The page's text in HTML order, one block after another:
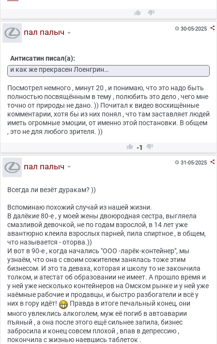
 
30-05-2025 
пал палыч
Антисатин писал(а):
и как же прекрасен Лоенгрин…
Посмотрел немного , минут 20 , и понимаю, что это надо быть
полностью посвящённым в тему , полюбить это дело , чего мне
точно от природы не дано. )) Почитал к видео восхищённые
комментарии, хотя бы из них понял , что там заставляет людей
иметь огромные эмоции, от именно этой постановки. В общем
, это не для любого зрителя. ))
 -1 
31-05-2025 
пал палыч
Всегда ли везёт дуракам? ))
Вспоминаю похожий случай из нашей жизни.
В далёкие 80-е , у моей жены двоюродная сестра, выгляела
смазливой девочкой, не по годам взрослой, в 14 лет уже
авантюрно клеила взрослых парней, пила спиртное , в общем,
что называется - оторва.))
И вот в 90-е , когда начались "ООО -ларёк-контейнер", мы
узнаём, что она с своим сожителем занялась тоже этим
бизнесом. И это та деваха, которая и школу то не закончила
толком, и атестат об образовании не имеет. А прошло время и
у ней уже несколько контейнеров на Омском рынке и у ней уже
наёмные рабочие и продавцы, и быстро разбогатели и всё у
них в гору идёт!
Правда в итоге печальный конец, они
много увлеклись алкоголем, муж её погиб в автоаварии
пъяный , а она после этого ещё сильнее запила, бизнес
забросила и конец совсем плохой , впав в депрессию ,
покончила с жизнью наевшись таблеток .